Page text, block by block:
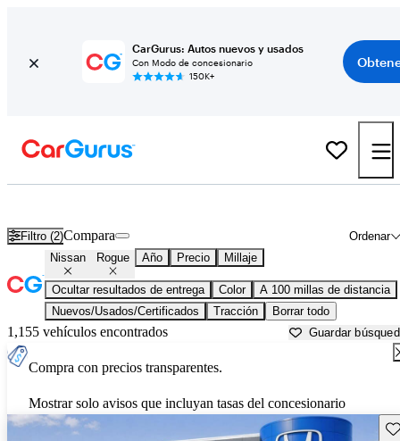
CarGurus: Autos nuevos y usados
Con Modo de concesionario
150K+
Filtro (2) Ordenar
Compara
Nissan Rogue Año Precio Millaje
Ocultar resultados de entrega Color
A 100 millas de distancia
Nuevos/Usados/Certificados
Tracción Borrar todo
1,155 vehículos encontrados Guardar
Compra con precios transparentes.
Mostrar solo avisos que incluyan tasas del concesionario